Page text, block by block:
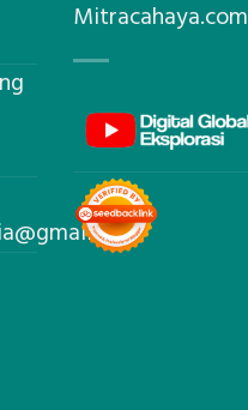
Mitracahaya.com